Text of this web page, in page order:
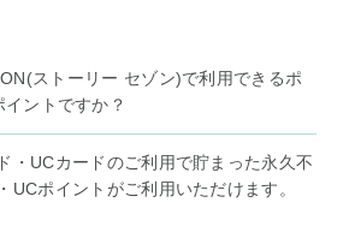
ストーリー セゾン)で利用できるポ
ントですか？
・UCカードのご利用で貯まった永久不
UCポイントがご利用いただけます。